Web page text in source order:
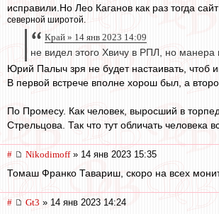
исправили.Но Лео Каганов как раз тогда
северной широтой.
Край » 14 янв 2023 14:09
не видел этого Хвичу в РПЛ, но манера
Юрий Палыч зря не будет настаивать, чтоб
В первой встрече вполне хорош был, а
По Промесу. Как человек, выросший в
Стрельцова. Так что тут обличать человека
# Nikodimoff» 14 янв 2023 15:35
Томаш Франко Тавариш, скоро на всех
# Gt3 » 14 янв 2023 14:24